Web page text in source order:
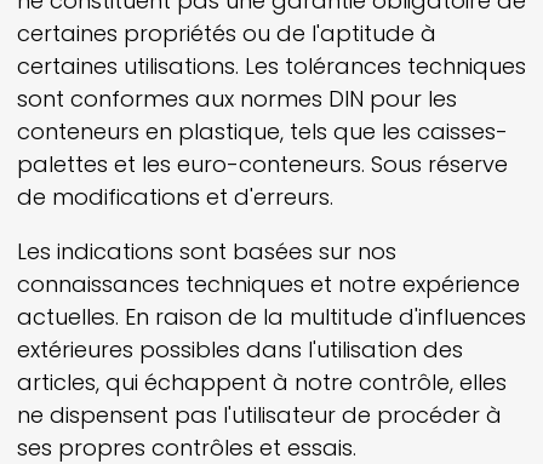
certaines propriétés ou de l'aptitude à
certaines utilisations. Les tolérances techniques
sont conformes aux normes DIN pour les
conteneurs en plastique, tels que les caisses-
palettes et les euro-conteneurs. Sous réserve
de modifications et d'erreurs.
Les indications sont basées sur nos
connaissances techniques et notre expérience
actuelles. En raison de la multitude d'influences
extérieures possibles dans l'utilisation des
articles, qui échappent à notre contrôle, elles
ne dispensent pas l'utilisateur de procéder à
ses propres contrôles et essais.